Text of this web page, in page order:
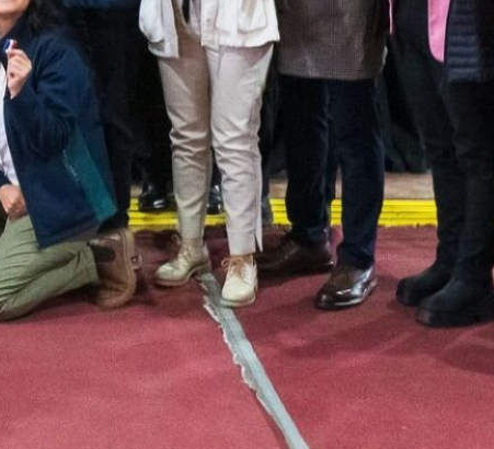
SLEP Chiloé activa
promoción de la Salud en
establecimientos a
través de alianza con
Autoridad Sanitaria